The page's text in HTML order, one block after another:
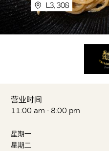
L3, 308
营业时间
11:00 am - 8:00 pm
星期一
星期二